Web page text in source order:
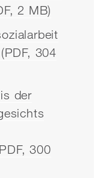
2 MB)
304
der
300